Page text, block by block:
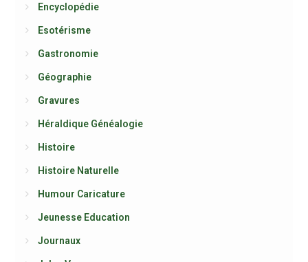
Encyclopédie
Esotérisme
Gastronomie
Géographie
Gravures
Héraldique Généalogie
Histoire
Histoire Naturelle
Humour Caricature
Jeunesse Education
Journaux